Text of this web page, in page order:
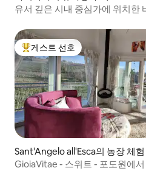
유서 깊은 시내 중심가에 위치한
상위 게스트 선호
게스트 선호
Sant'Angelo all'Esca의 농장 체
GioiaVitae - 스위트 - 포도원에서